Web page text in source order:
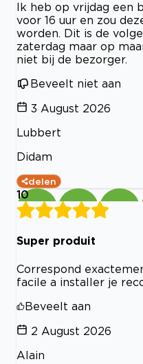
Ik heb op vrijdag een
voor 16 uur en zou
worden. Dit is de
zaterdag maar op
niet bij de bezorger.
Beveelt niet aan
3 August 2026
Lubbert
Didam
delen
10
Super produit
Correspond
facile a installer je
Beveelt aan
2 August 2026
Alain